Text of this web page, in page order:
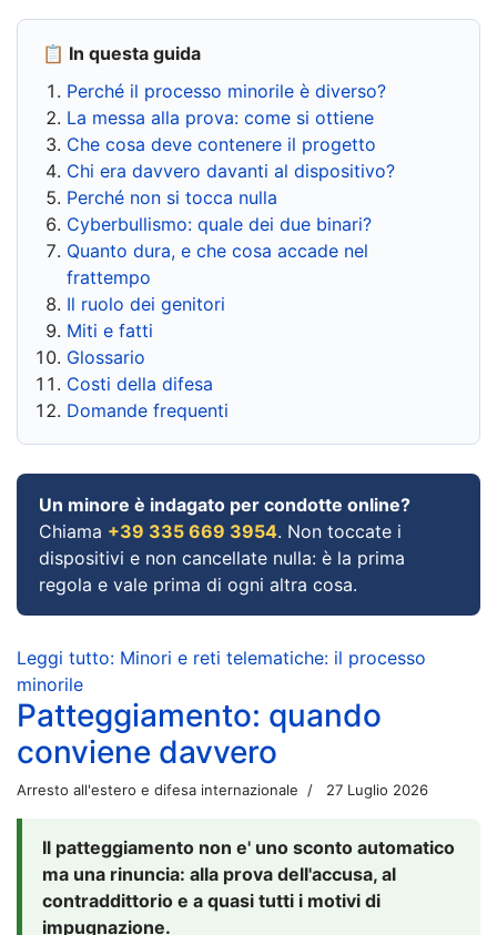
📋 In questa guida
Perché il processo minorile è diverso?
La messa alla prova: come si ottiene
Che cosa deve contenere il progetto
Chi era davvero davanti al dispositivo?
Perché non si tocca nulla
Cyberbullismo: quale dei due binari?
Quanto dura, e che cosa accade nel
frattempo
Il ruolo dei genitori
Miti e fatti
Glossario
Costi della difesa
Domande frequenti
Un minore è indagato per condotte online?
Chiama +39 335 669 3954. Non toccate i
dispositivi e non cancellate nulla: è la prima
regola e vale prima di ogni altra cosa.
Leggi tutto: Minori e reti telematiche: il processo
minorile
Patteggiamento: quando
conviene davvero
Arresto all'estero e difesa internazionale 27 Luglio 2026
Il patteggiamento non e' uno sconto automatico
ma una rinuncia: alla prova dell'accusa, al
contraddittorio e a quasi tutti i motivi di
impugnazione.